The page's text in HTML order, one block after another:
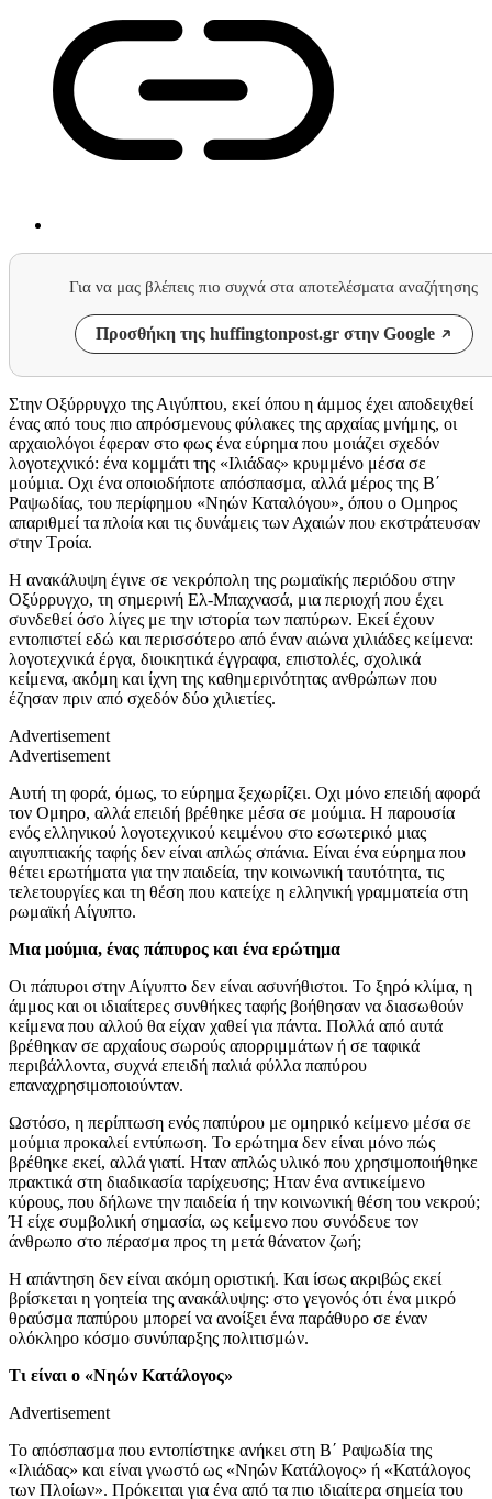
Για να μας βλέπεις πιο συχνά στα αποτελέσματα αναζήτησης
Προσθήκη της huffingtonpost.gr στην Google
Στην Οξύρρυγχο της Αιγύπτου, εκεί όπου η άμμος έχει αποδειχθεί
ένας από τους πιο απρόσμενους φύλακες της αρχαίας μνήμης, οι
αρχαιολόγοι έφεραν στο φως ένα εύρημα που μοιάζει σχεδόν
λογοτεχνικό: ένα κομμάτι της «Ιλιάδας» κρυμμένο μέσα σε
μούμια. Οχι ένα οποιοδήποτε απόσπασμα, αλλά μέρος της Β΄
Ραψωδίας, του περίφημου «Νηών Καταλόγου», όπου ο Ομηρος
απαριθμεί τα πλοία και τις δυνάμεις των Αχαιών που εκστράτευσαν
στην Τροία.
Η ανακάλυψη έγινε σε νεκρόπολη της ρωμαϊκής περιόδου στην
Οξύρρυγχο, τη σημερινή Ελ-Μπαχνασά, μια περιοχή που έχει
συνδεθεί όσο λίγες με την ιστορία των παπύρων. Εκεί έχουν
εντοπιστεί εδώ και περισσότερο από έναν αιώνα χιλιάδες κείμενα:
λογοτεχνικά έργα, διοικητικά έγγραφα, επιστολές, σχολικά
κείμενα, ακόμη και ίχνη της καθημερινότητας ανθρώπων που
έζησαν πριν από σχεδόν δύο χιλιετίες.
Advertisement
Advertisement
Αυτή τη φορά, όμως, το εύρημα ξεχωρίζει. Οχι μόνο επειδή αφορά
τον Ομηρο, αλλά επειδή βρέθηκε μέσα σε μούμια. Η παρουσία
ενός ελληνικού λογοτεχνικού κειμένου στο εσωτερικό μιας
αιγυπτιακής ταφής δεν είναι απλώς σπάνια. Είναι ένα εύρημα που
θέτει ερωτήματα για την παιδεία, την κοινωνική ταυτότητα, τις
τελετουργίες και τη θέση που κατείχε η ελληνική γραμματεία στη
ρωμαϊκή Αίγυπτο.
Μια μούμια, ένας πάπυρος και ένα ερώτημα
Οι πάπυροι στην Αίγυπτο δεν είναι ασυνήθιστοι. Το ξηρό κλίμα, η
άμμος και οι ιδιαίτερες συνθήκες ταφής βοήθησαν να διασωθούν
κείμενα που αλλού θα είχαν χαθεί για πάντα. Πολλά από αυτά
βρέθηκαν σε αρχαίους σωρούς απορριμμάτων ή σε ταφικά
περιβάλλοντα, συχνά επειδή παλιά φύλλα παπύρου
επαναχρησιμοποιούνταν.
Ωστόσο, η περίπτωση ενός παπύρου με ομηρικό κείμενο μέσα σε
μούμια προκαλεί εντύπωση. Το ερώτημα δεν είναι μόνο πώς
βρέθηκε εκεί, αλλά γιατί. Ηταν απλώς υλικό που χρησιμοποιήθηκε
πρακτικά στη διαδικασία ταρίχευσης; Ηταν ένα αντικείμενο
κύρους, που δήλωνε την παιδεία ή την κοινωνική θέση του νεκρού;
Ή είχε συμβολική σημασία, ως κείμενο που συνόδευε τον
άνθρωπο στο πέρασμα προς τη μετά θάνατον ζωή;
Η απάντηση δεν είναι ακόμη οριστική. Και ίσως ακριβώς εκεί
βρίσκεται η γοητεία της ανακάλυψης: στο γεγονός ότι ένα μικρό
θραύσμα παπύρου μπορεί να ανοίξει ένα παράθυρο σε έναν
ολόκληρο κόσμο συνύπαρξης πολιτισμών.
Τι είναι ο «Νηών Κατάλογος»
Advertisement
Το απόσπασμα που εντοπίστηκε ανήκει στη Β΄ Ραψωδία της
«Ιλιάδας» και είναι γνωστό ως «Νηών Κατάλογος» ή «Κατάλογος
των Πλοίων». Πρόκειται για ένα από τα πιο ιδιαίτερα σημεία του